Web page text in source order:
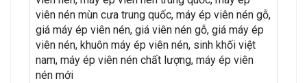
viên nén mùn cưa trung quốc, máy ép viên nén gỗ,
giá máy ép viên nén, giá viên nén gỗ, giá máy ép
viên nén, khuôn máy ép viên nén, sinh khối việt
nam, máy ép viên nén chất lượng, máy ép viên
nén mới